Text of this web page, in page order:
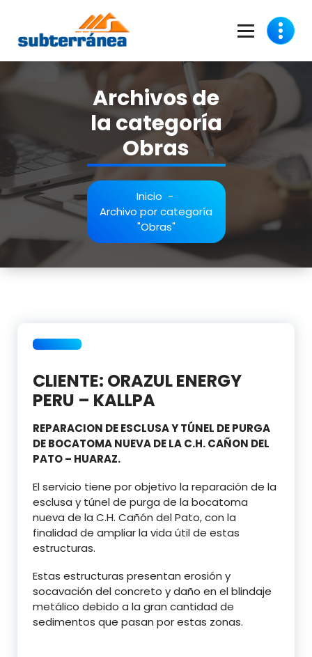
contenido
Archivos de
la categoría
Obras
Inicio -
Archivo por categoría
"Obras"
CLIENTE: ORAZUL ENERGY
PERU – KALLPA
REPARACION DE ESCLUSA Y TÚNEL DE PURGA
DE BOCATOMA NUEVA DE LA C.H. CAÑON DEL
PATO – HUARAZ.
El servicio tiene por objetivo la reparación de la
esclusa y túnel de purga de la bocatoma
nueva de la C.H. Cañón del Pato, con la
finalidad de ampliar la vida útil de estas
estructuras.
Estas estructuras presentan erosión y
socavación del concreto y daño en el blindaje
metálico debido a la gran cantidad de
sedimentos que pasan por estas zonas.